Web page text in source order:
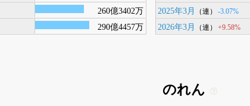
260億3402万
290億4457万
2025年3月
（連） -3.07%
2026年3月
（連） +9.58%
のれん